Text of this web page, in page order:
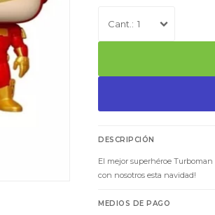
1
DESCRIPCIÓN
El mejor superhéroe
con nosotros esta navidad!
MEDIOS DE PAGO